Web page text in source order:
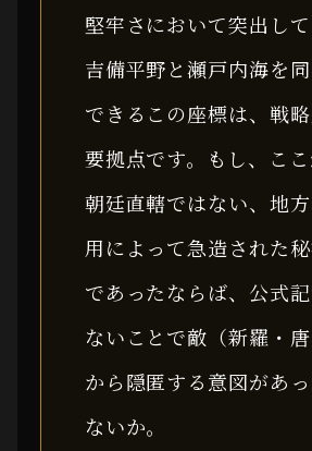
堅牢さにおいて突出して
吉備平野と瀬戸内海を
できるこの座標は、戦
要拠点です。もし、こ
朝廷直轄ではない、地
用によって急造された秘
であったならば、公式
ないことで敵（新羅・
から隠匿する意図があ
ないか。